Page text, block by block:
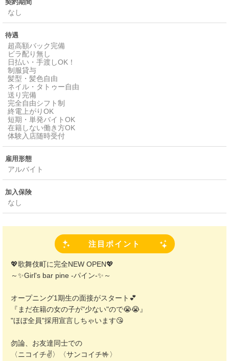
契約期間
なし
待遇
超高額バック完備
ビラ配り無し
日払い・手渡しOK！
制服貸与
髪型・髪色自由
ネイル・タトゥー自由
送り完備
完全自由シフト制
終電上がりOK
短期・単発バイトOK
在籍しない働き方OK
体験入店随時受付
雇用形態
アルバイト
加入保険
なし
注目ポイント
💖歌舞伎町に完全NEW OPEN💖
～✨Girl's bar pine -パイン-✨～
オープニング1期生の面接がスタート💕
『まだ在籍の女の子が"少ない"ので😭😭』
"ほぼ全員"採用宣言しちゃいます😘
勿論、お友達同士での
〈ニコイチ✌〉〈サンコイチ🤟〉